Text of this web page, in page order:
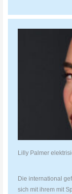
Lilly Palmer
Die international
sich mit ihrem mit